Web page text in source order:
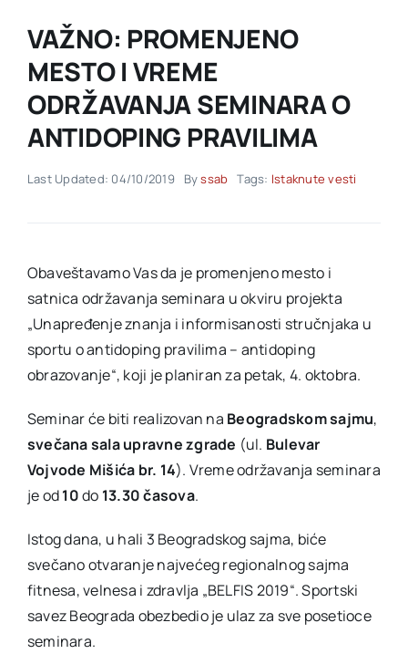
Akti SSAB
Kontakt
VAŽNO: PROMENJENO
MESTO I VREME
ODRŽAVANJA SEMINARA O
ANTIDOPING PRAVILIMA
Last Updated: 04/10/2019 Byssab Tags: Istaknute vesti
Obaveštavamo Vas da je promenjeno mesto i
satnica održavanja seminara u okviru projekta
„Unapređenje znanja i informisanosti stručnjaka u
sportu o antidoping pravilima – antidoping
obrazovanje“, koji je planiran za petak, 4. oktobra.
Seminar će biti realizovan na Beogradskom sajmu,
svečana sala upravne zgrade (ul. Bulevar
Vojvode Mišića br. 14). Vreme održavanja seminara
je od10do 13.30 časova.
Istog dana, u hali 3 Beogradskog sajma, biće
svečano otvaranje najvećeg regionalnog sajma
fitnesa, velnesa i zdravlja „BELFIS 2019“. Sportski
savez Beograda obezbedio je ulaz za sve posetioce
seminara.